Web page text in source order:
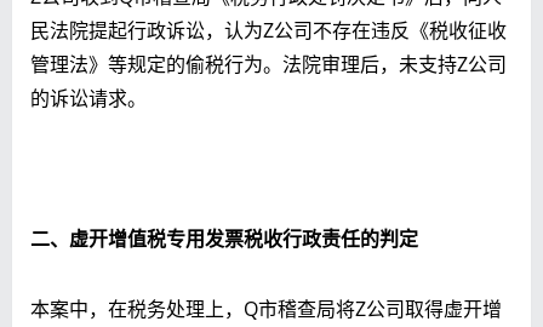
民法院提起行政诉讼，认为Z公司不存在违反《税收征收
管理法》等规定的偷税行为。法院审理后，未支持Z公司
的诉讼请求。
二、虚开增值税专用发票税收行政责任的判定
本案中，在税务处理上，Q市稽查局将Z公司取得虚开增